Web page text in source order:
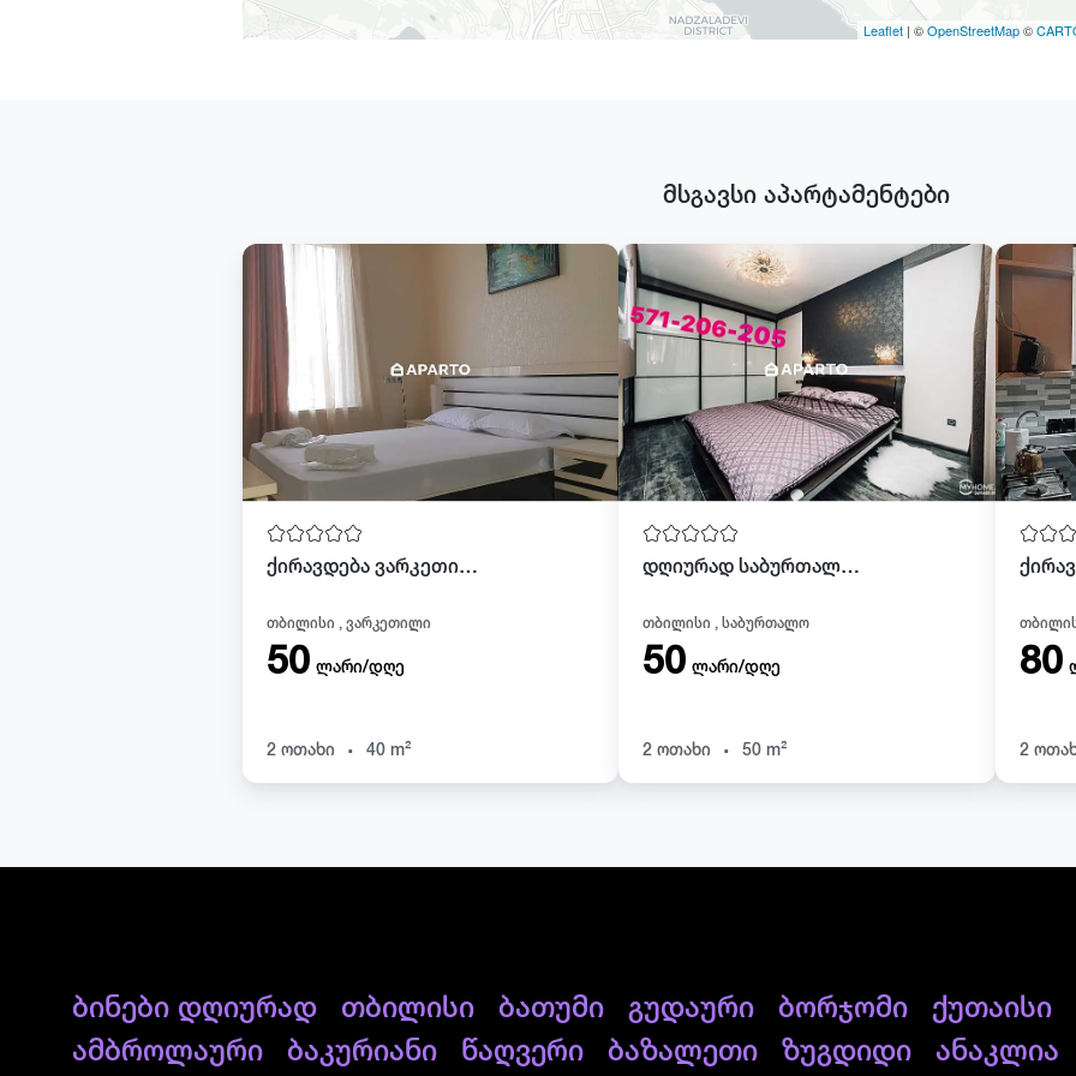
Leaflet | ©OpenStreetMap©
მსგავსი აპარტამენტები
ქირავდება ვარკეთილში
თბილისი , ვარკეთილი
50 ლარი/დღე
2 ოთახი . 40 m²
დღიურად საბურთალოზე
თბილისი , საბურთალო
50 ლარი/დღე
2 ოთახი . 50 m²
80
2
ბინები დღიურად თბილისი ბათუმი გუდაური ბორჯომი
ქუთაისი
ამბროლაური
ბაკურიანი წაღვერი ბაზალეთი ზუგდიდი ანაკლია